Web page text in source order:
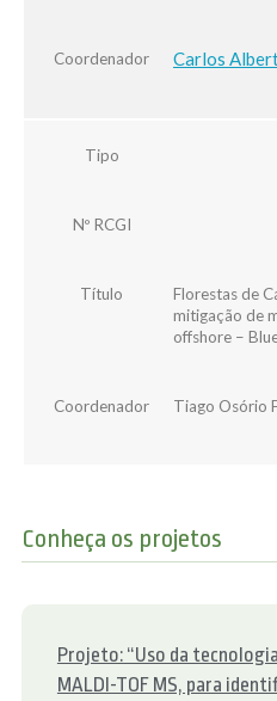
Coordenador Carlos
Tipo
Nº RCGI
Título
Florestas de
mitigação de
offshore –
Coordenador Tiago Osório
Conheça os projetos
Projeto: “Uso da
MALDI-TOF MS, para